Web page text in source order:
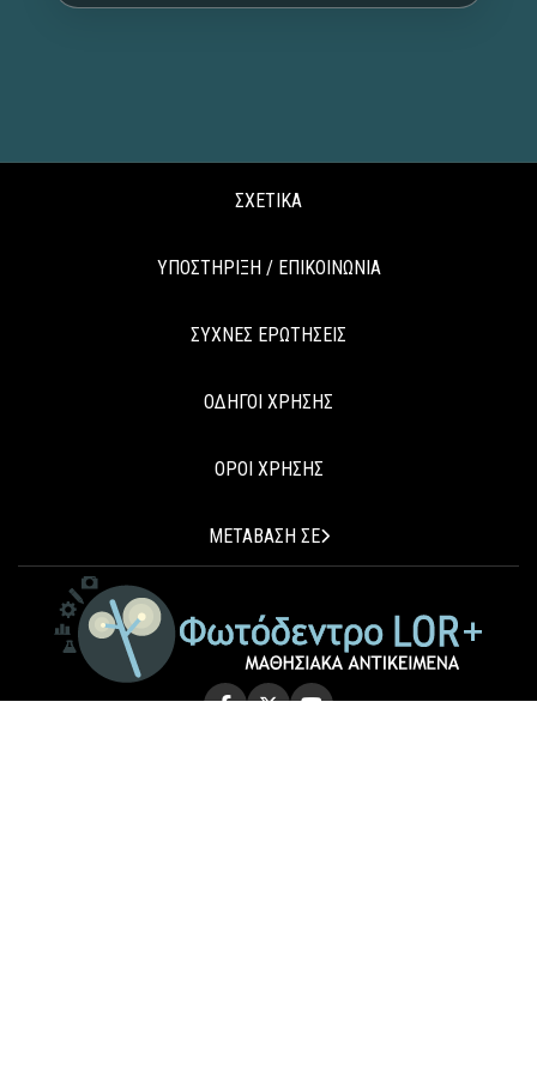
ΣΧΕΤΙΚΑ
ΥΠΟΣΤΗΡΙΞΗ / ΕΠΙΚΟΙΝΩΝΙΑ
ΣΥΧΝΕΣ ΕΡΩΤΗΣΕΙΣ
ΟΔΗΓΟΙ ΧΡΗΣΗΣ
ΟΡΟΙ ΧΡΗΣΗΣ
ΜΕΤΑΒΑΣΗ ΣΕ